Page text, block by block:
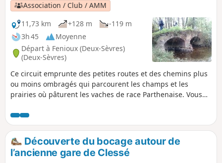
Association / Club / AMM
11,73 km
+128 m
-119 m
3h 45
Moyenne
Départ à Fenioux (Deux-Sèvres)
(Deux-Sèvres)
Ce circuit emprunte des petites routes et des chemins plus
ou moins ombragés qui parcourent les champs et les
prairies où pâturent les vaches de race Parthenaise. Vous
magnifiques point de vue sur la campagne Gâtinaise.
Découverte du bocage autour de
l’ancienne gare de Clessé